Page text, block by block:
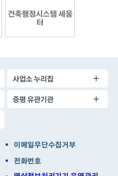
건축행정시스템 세움
터
사업소 누리집
증평 유관기관
이메일무단수집거부
전화번호